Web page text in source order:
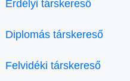
Erdélyi társkereső
Diplomás társkereső
Felvidéki társkereső